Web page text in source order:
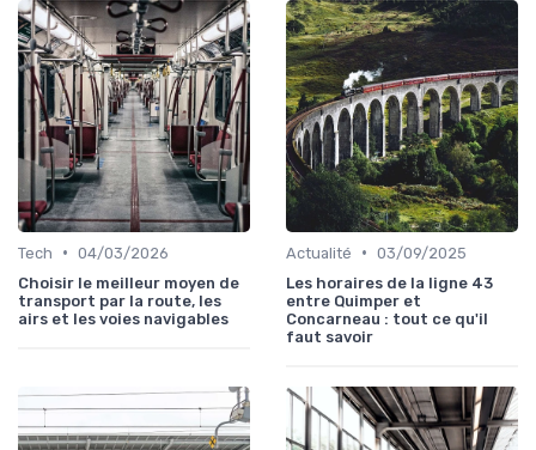
Tech • 04/03/2026
Choisir le meilleur moyen de
transport par la route, les
airs et les voies navigables
Actualité • 03/09/2025
Les horaires de la ligne 43
entre Quimper et
Concarneau : tout ce qu'il
faut savoir